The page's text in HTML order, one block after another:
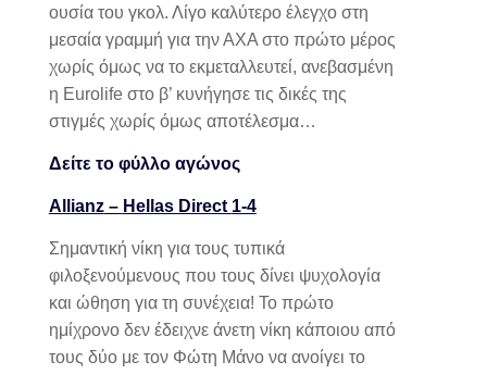
ουσία του γκολ. Λίγο καλύτερο έλεγχο στη
μεσαία γραμμή για την ΑΧΑ στο πρώτο μέρος
χωρίς όμως να το εκμεταλλευτεί, ανεβασμένη
η Eurolife στο β’ κυνήγησε τις δικές της
στιγμές χωρίς όμως αποτέλεσμα…
Δείτε το φύλλο αγώνος
Allianz– Hellas Direct 1-4
Σημαντική νίκη για τους τυπικά
φιλοξενούμενους που τους δίνει ψυχολογία
και ώθηση για τη συνέχεια! Το πρώτο
ημίχρονο δεν έδειχνε άνετη νίκη κάποιου από
τους δύο με τον Φώτη Μάνο να ανοίγει το